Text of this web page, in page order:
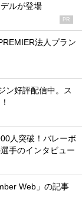
ルが登場
PR
法人プラン
ン好評配信中。ス
人突破！バレーボ
手のインタビュー
Web」の記事